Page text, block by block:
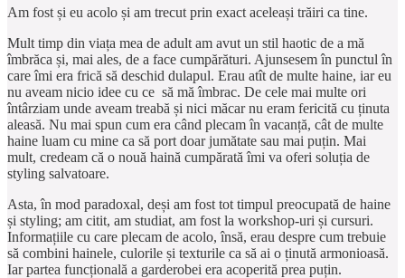
Am fost și eu acolo și am trecut prin exact aceleași trăiri ca tine.
Mult timp din viața mea de adult am avut un stil haotic de a mă
îmbrăca și, mai ales, de a face cumpărături. Ajunsesem în punctul în
care îmi era frică să deschid dulapul. Erau atît de multe haine, iar eu
nu aveam nicio idee cu ce să mă îmbrac. De cele mai multe ori
întârziam unde aveam treabă și nici măcar nu eram fericită cu ținuta
aleasă. Nu mai spun cum era când plecam în vacanță, cât de multe
haine luam cu mine ca să port doar jumătate sau mai puțin. Mai
mult, credeam că o nouă haină cumpărată îmi va oferi soluția de
styling salvatoare.
Asta, în mod paradoxal, deși am fost tot timpul preocupată de haine
și styling; am citit, am studiat, am fost la workshop-uri și cursuri.
Informațiile cu care plecam de acolo, însă, erau despre cum trebuie
să combini hainele, culorile și texturile ca să ai o ținută armonioasă.
Iar partea funcțională a garderobei era acoperită prea puțin.